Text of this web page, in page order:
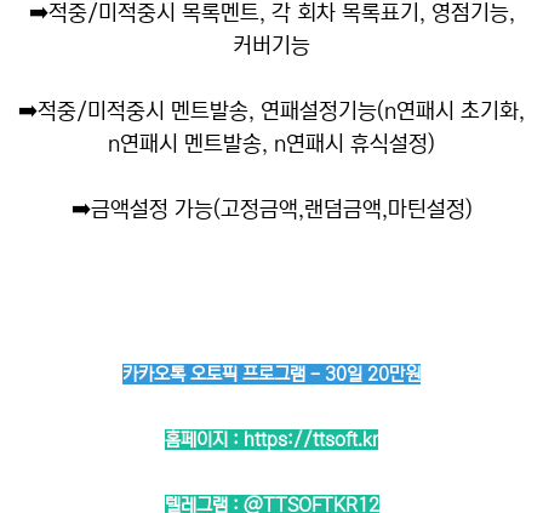
➡️적중/미적중시 목록멘트, 각 회차 목록표기, 영점기능,
커버기능
➡️적중/미적중시 멘트발송, 연패설정기능(n연패시 초기화,
n연패시 멘트발송, n연패시 휴식설정)
➡️금액설정 가능(고정금액,랜덤금액,마틴설정)
카카오톡 오토픽 프로그램 - 30일 20만원
홈페이지 : https://ttsoft.kr
텔레그램 : @TTSOFTKR12